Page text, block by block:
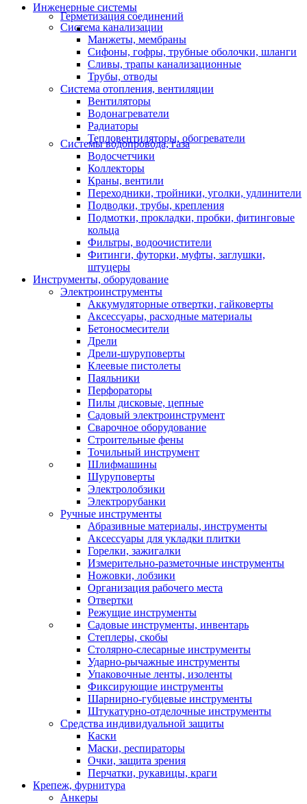
Инженерные системы
Герметизация соединений
Система канализации
Манжеты, мембраны
Сифоны, гофры, трубные оболочки, шланги
Сливы, трапы канализационные
Трубы, отводы
Система отопления, вентиляции
Вентиляторы
Водонагреватели
Радиаторы
Тепловентиляторы, обогреватели
Системы водопровода, газа
Водосчетчики
Коллекторы
Краны, вентили
Переходники, тройники, уголки, удлинители
Подводки, трубы, крепления
Подмотки, прокладки, пробки, фитинговые
кольца
Фильтры, водоочистители
Фитинги, футорки, муфты, заглушки,
штуцеры
Инструменты, оборудование
Электроинструменты
Аккумуляторные отвертки, гайковерты
Аксессуары, расходные материалы
Бетоносмесители
Дрели
Дрели-шуруповерты
Клеевые пистолеты
Паяльники
Перфораторы
Пилы дисковые, цепные
Садовый электроинструмент
Сварочное оборудование
Строительные фены
Точильный инструмент
Шлифмашины
Шуруповерты
Электролобзики
Электрорубанки
Ручные инструменты
Абразивные материалы, инструменты
Аксессуары для укладки плитки
Горелки, зажигалки
Измерительно-разметочные инструменты
Ножовки, лобзики
Организация рабочего места
Отвертки
Режущие инструменты
Садовые инструменты, инвентарь
Степлеры, скобы
Столярно-слесарные инструменты
Ударно-рычажные инструменты
Упаковочные ленты, изоленты
Фиксирующие инструменты
Шарнирно-губцевые инструменты
Штукатурно-отделочные инструменты
Средства индивидуальной защиты
Каски
Маски, респираторы
Очки, защита зрения
Перчатки, рукавицы, краги
Крепеж, фурнитура
Анкеры